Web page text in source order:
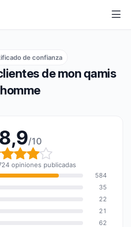
de mon qamis
homme
de confianza
8,9/10
global: 8,9
opiniones publicadas
584
35
22
21
62